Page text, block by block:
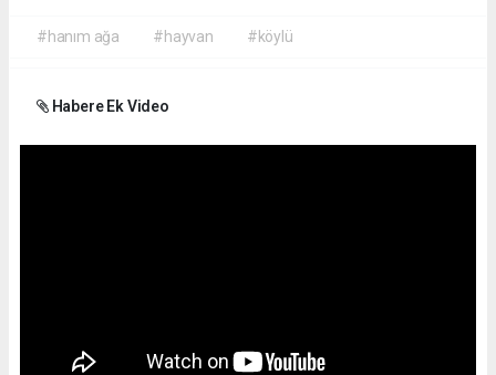
#hanım ağa #hayvan #köylü
Habere Ek Video